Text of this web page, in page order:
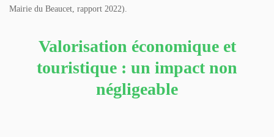
Mairie du Beaucet, rapport 2022).
Valorisation économique et
touristique : un impact non
négligeable